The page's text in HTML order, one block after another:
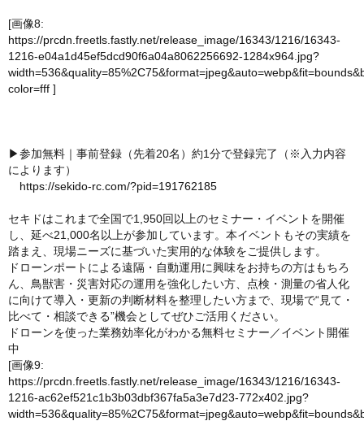
[画像8:
https://prcdn.freetls.fastly.net/release_image/16343/1216/16343-
1216-e04a1d45ef5dcd90f6a04a8062256692-1284x964.jpg?
color=fff ]
▶参加無料｜事前登録（先着20名）約1分で登録完了（※入力内容
によります）
https://sekido-rc.com/?pid=191762185
セキドはこれまで全国で1,950回以上のセミナー・イベントを開催
し、延べ21,000名以上が参加しています。本イベントもその実績を
踏まえ、現場ニーズに基づいた実用的な体験をご提供します。
ドローンポートによる遠隔・自動運用に興味をお持ちの方はもちろ
ん、鳥獣害・災害対応の運用を強化したい方、点検・測量の省人化
に向けて導入・更新の判断材料を整理したい方まで、現場で“見て・
比べて・相談できる”機会としてぜひご活用ください。
ドローンを使った業務効率化がわかる無料セミナー／イベント開催
中
[画像9:
https://prcdn.freetls.fastly.net/release_image/16343/1216/16343-
1216-ac62ef521c1b3b03dbf367fa5a3e7d23-772x402.jpg?